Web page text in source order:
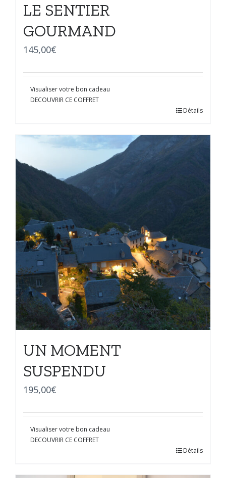
LE SENTIER
GOURMAND
145,00€
Visualiser votre bon cadeau
DECOUVRIR CE COFFRET
Détails
UN MOMENT
SUSPENDU
195,00€
Visualiser votre bon cadeau
DECOUVRIR CE COFFRET
Détails